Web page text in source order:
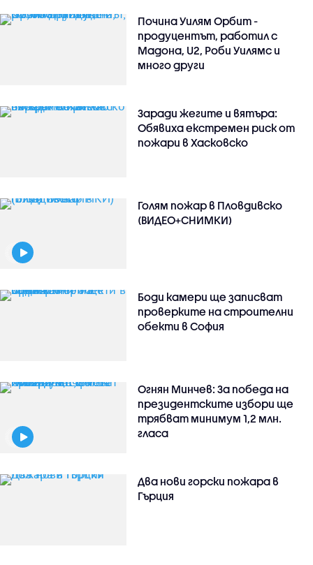
Почина Уилям Орбит -
продуцентът, работил с
Мадона, U2, Роби Уилямс и
много други
Заради жегите и вятъра:
Обявиха екстремен риск от
пожари в Хасковско
Голям пожар в Пловдивско
(ВИДЕО+СНИМКИ)
Боди камери ще записват
проверките на строителни
обекти в София
Огнян Минчев: За победа на
президентските избори ще
трябват минимум 1,2 млн.
гласа
Два нови горски пожара в
Гърция